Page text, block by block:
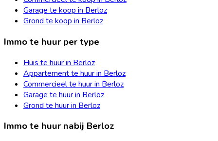
Garage te koop in Berloz
Grond te koop in Berloz
Immo te huur per type
Huis te huur in Berloz
Appartement te huur in Berloz
Commercieel te huur in Berloz
Garage te huur in Berloz
Grond te huur in Berloz
Immo te huur nabij Berloz